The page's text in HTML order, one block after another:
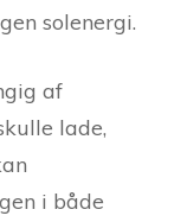
solenergi.
af
lade,
i både